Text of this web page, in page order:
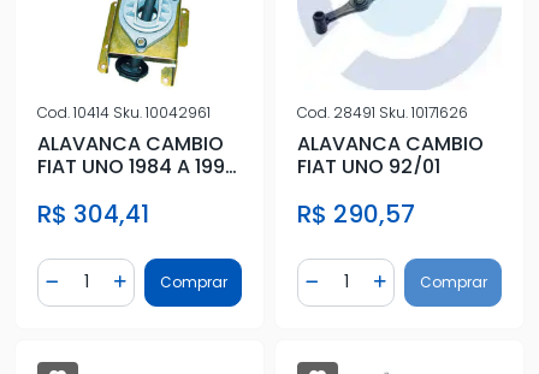
Cod.10414 Sku.10042961
ALAVANCA CAMBIO
FIAT UNO 1984 A 1991
R$ 304,41
Diminuir Quantidade
Quantidade
Adicionar Quantidade
Comprar
Cod. 28491 Sku.10171626
ALAVANCA CAMBIO
FIAT UNO 92/01
R$ 290,57
Diminuir Quantidade
Quantidade
AdicionarComprar